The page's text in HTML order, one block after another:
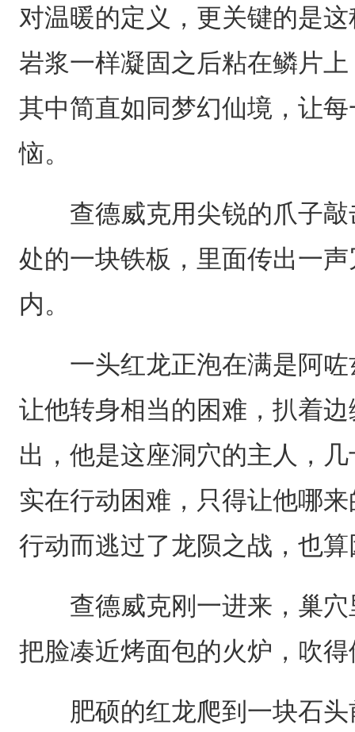
对温暖的定义，更关键的是
岩浆一样凝固之后粘在鳞片
其中简直如同梦幻仙境，让
恼。
查德威克用尖锐的爪子敲
处的一块铁板，里面传出一
内。
一头红龙正泡在满是阿咗
让他转身相当的困难，扒着
出，他是这座洞穴的主人，
实在行动困难，只得让他哪
行动而逃过了龙陨之战，也
查德威克刚一进来，巢穴
把脸凑近烤面包的火炉，吹
肥硕的红龙爬到一块石头